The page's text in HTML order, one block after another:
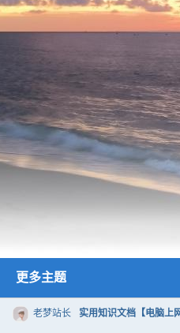
更多主题
老梦站长 实用知识文档【电脑上